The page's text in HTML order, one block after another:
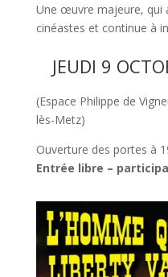
Une œuvre majeure, qui
cinéastes et continue à
JEUDI 9
(Espace Philippe de
lès-Metz)
Ouverture des portes à
Entrée libre –